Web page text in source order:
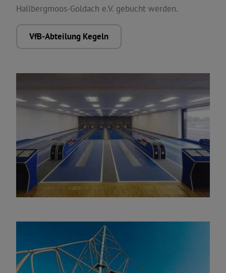
Hallbergmoos-Goldach e.V. gebucht werden.
VfB-Abteilung Kegeln